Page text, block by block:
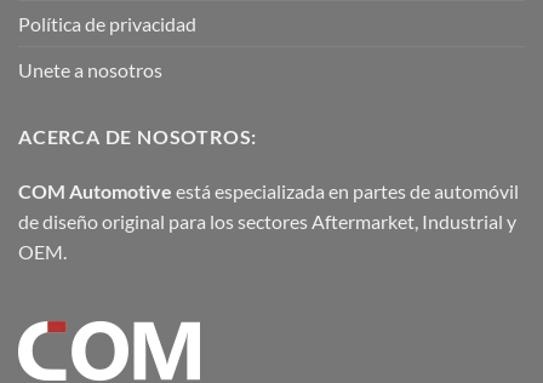
Política de privacidad
Unete a nosotros
ACERCA DE NOSOTROS:
COM Automotive está especializada en partes de automóvil
de diseño original para los sectores Aftermarket, Industrial y
OEM.